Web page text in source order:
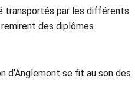
transportés par les différents
des diplômes
d’Anglemont se fit au son des